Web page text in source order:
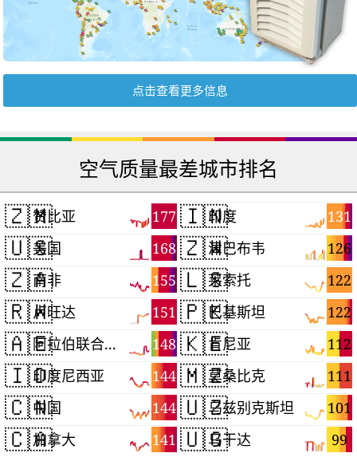
点击查看更多信息
空气质量最差城市排名
🇿🇲 177
赞比亚
🇺🇸 168
美国
🇿🇦 155
南非
🇷🇼 151
卢旺达
🇦🇪 148
阿拉伯联合酋长国
🇮🇩 144
印度尼西亚
🇨🇳 144
中国
🇨🇦 141
加拿大
🇮🇳 131
印度
🇿🇼 126
津巴布韦
🇱🇸 122
莱索托
🇵🇰 122
巴基斯坦
🇰🇪 112
肯尼亚
🇲🇿 111
莫桑比克
🇺🇿 101
乌兹别克斯坦
🇺🇬 99
乌干达